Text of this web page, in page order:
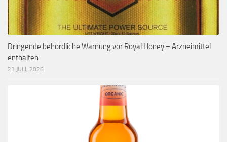
Dringende behördliche Warnung vor Royal Honey – Arzneimittel
enthalten
23 JULI, 2026